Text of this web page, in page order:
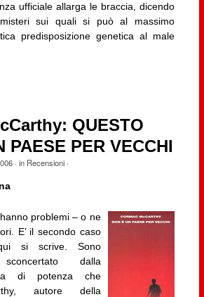
ufficiale allarga le braccia, dicendo
sui quali si può al massimo
predisposizione genetica al male
QUESTO
PAESE PER VECCHI
· in Recensioni·
problemi – o ne
E’ il secondo caso
si scrive. Sono
sconcertato dalla
di potenza che
autore della